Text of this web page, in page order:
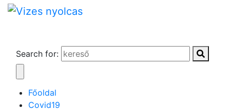
Search for:
Főoldal
Covid19